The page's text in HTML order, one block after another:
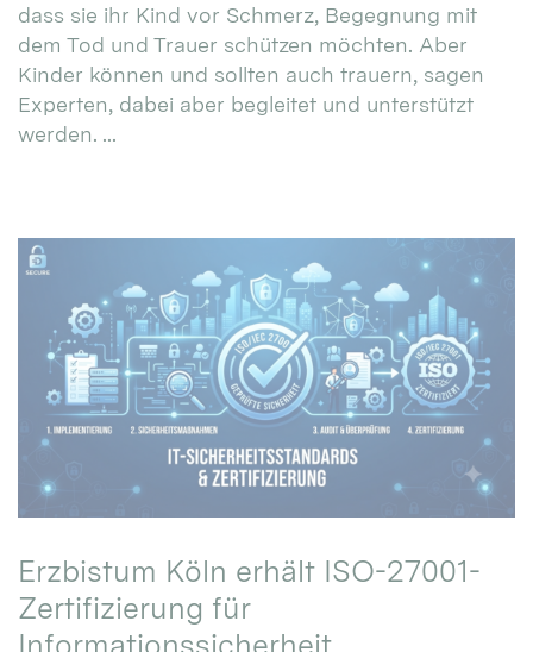
dass sie ihr Kind vor Schmerz, Begegnung mit
dem Tod und Trauer schützen möchten. Aber
Kinder können und sollten auch trauern, sagen
Experten, dabei aber begleitet und unterstützt
werden. ...
Erzbistum Köln erhält ISO-27001-
Zertifizierung für
Informationssicherheit